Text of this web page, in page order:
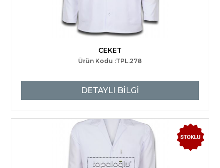
CEKET
Ürün Kodu :TPL.278
DETAYLI BİLGİ